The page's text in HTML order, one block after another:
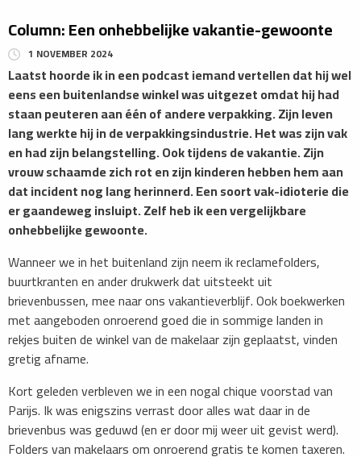
Column: Een onhebbelijke vakantie­-gewoonte
1 NOVEMBER 2024
Laatst hoorde ik in een podcast iemand vertellen dat hij wel
eens een buitenlandse winkel was uitgezet omdat hij had
staan peuteren aan één of andere verpakking. Zijn leven
lang werkte hij in de verpakkingsindustrie. Het was zijn vak
en had zijn belangstelling. Ook tijdens de vakantie. Zijn
vrouw schaamde zich rot en zijn kinderen hebben hem aan
dat incident nog lang herinnerd. Een soort vak-idioterie die
er gaandeweg insluipt. Zelf heb ik een vergelijkbare
onhebbelijke gewoonte.
Wanneer we in het buitenland zijn neem ik reclamefolders,
buurtkranten en ander drukwerk dat uitsteekt uit
brievenbussen, mee naar ons vakantieverblijf. Ook boekwerken
met aangeboden onroerend goed die in sommige landen in
rekjes buiten de winkel van de makelaar zijn geplaatst, vinden
gretig afname.
Kort geleden verbleven we in een nogal chique voorstad van
Parijs. Ik was enigszins verrast door alles wat daar in de
brievenbus was geduwd (en er door mij weer uit gevist werd).
Folders van makelaars om onroerend gratis te komen taxeren.